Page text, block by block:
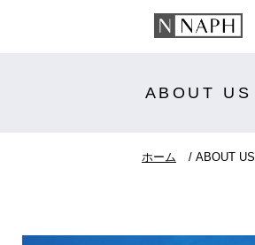
ABOUT US
ホーム ABOUT US